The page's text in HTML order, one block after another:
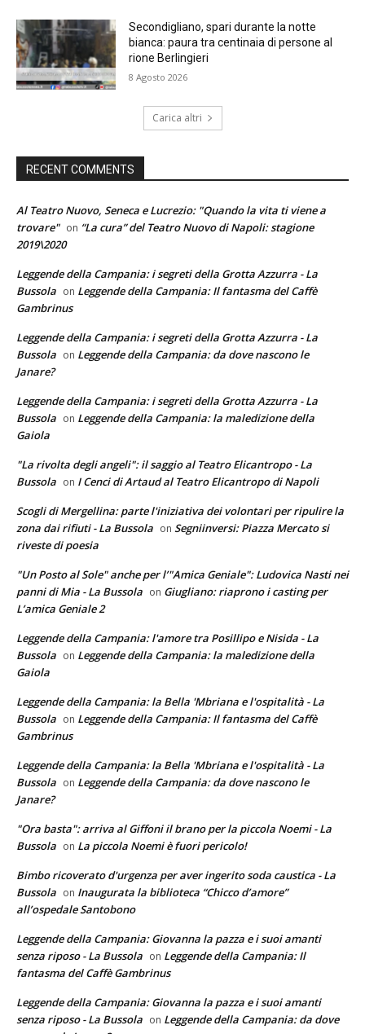
Secondigliano, spari durante la notte
bianca: paura tra centinaia di persone al
rione Berlingieri
8 Agosto 2026
Carica altri
RECENT COMMENTS
Al Teatro Nuovo, Seneca e Lucrezio: "Quando la vita ti viene a
trovare" on “La cura” del Teatro Nuovo di Napoli: stagione
2019\2020
Leggende della Campania: i segreti della Grotta Azzurra - La
Bussola on Leggende della Campania: Il fantasma del Caffè
Gambrinus
Leggende della Campania: i segreti della Grotta Azzurra - La
Bussola on Leggende della Campania: da dove nascono le
Janare?
Leggende della Campania: i segreti della Grotta Azzurra - La
Bussola on Leggende della Campania: la maledizione della
Gaiola
"La rivolta degli angeli": il saggio al Teatro Elicantropo - La
Bussola on I Cenci di Artaud al Teatro Elicantropo di Napoli
Scogli di Mergellina: parte l'iniziativa dei volontari per ripulire la
zona dai rifiuti - La Bussola on Segniinversi: Piazza Mercato si
riveste di poesia
"Un Posto al Sole" anche per l’"Amica Geniale": Ludovica Nasti nei
panni di Mia - La Bussola on Giugliano: riaprono i casting per
L’amica Geniale 2
Leggende della Campania: l'amore tra Posillipo e Nisida - La
Bussola on Leggende della Campania: la maledizione della
Gaiola
Leggende della Campania: la Bella 'Mbriana e l'ospitalità - La
Bussola on Leggende della Campania: Il fantasma del Caffè
Gambrinus
Leggende della Campania: la Bella 'Mbriana e l'ospitalità - La
Bussola on Leggende della Campania: da dove nascono le
Janare?
"Ora basta": arriva al Giffoni il brano per la piccola Noemi - La
Bussola on La piccola Noemi è fuori pericolo!
Bimbo ricoverato d'urgenza per aver ingerito soda caustica - La
Bussola on Inaugurata la biblioteca “Chicco d’amore”
all’ospedale Santobono
Leggende della Campania: Giovanna la pazza e i suoi amanti
senza riposo - La Bussola on Leggende della Campania: Il
fantasma del Caffè Gambrinus
Leggende della Campania: Giovanna la pazza e i suoi amanti
senza riposo - La Bussola on Leggende della Campania: da dove